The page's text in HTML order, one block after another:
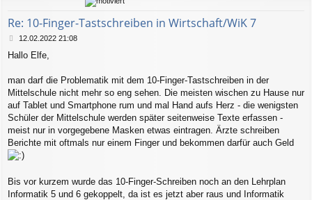
Re: 10-Finger-Tastschreiben in Wirtschaft/WiK 7
B
i
r
a
g
12.02.2022 21:08
Hallo Elfe,
man darf die Problematik mit dem 10-Finger-Tastschreiben in der
Mittelschule nicht mehr so eng sehen. Die meisten wischen zu Hause nur
auf Tablet und Smartphone rum und mal Hand aufs Herz - die wenigsten
Schüler der Mittelschule werden später seitenweise Texte erfassen -
meist nur in vorgegebene Masken etwas eintragen. Ärzte schreiben
Berichte mit oftmals nur einem Finger und bekommen darfür auch Geld
Bis vor kurzem wurde das 10-Finger-Schreiben noch an den Lehrplan
Informatik 5 und 6 gekoppelt, da ist es jetzt aber raus und Informatik